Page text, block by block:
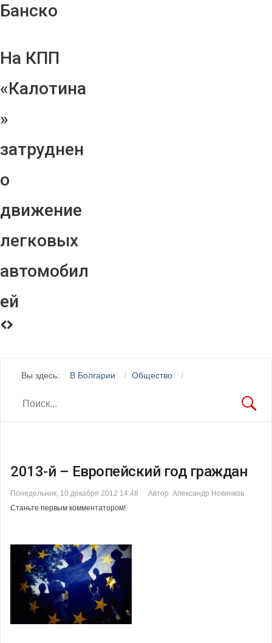
Банско
На КПП
«Калотина
»
затруднен
о
движение
легковых
автомобил
ей
Вы здесь: В Болгарии Общество
2013-й – Европейский год граждан
Понедельник, 10 декабря 2012 14:48
Автор Александр Новинков
Станьте первым комментатором!